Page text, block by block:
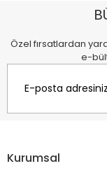
Özel fırsatlardan
e-
Kurumsal